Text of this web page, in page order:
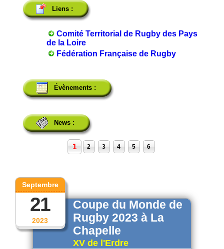
Liens :
Comité Territorial de Rugby des Pays
de la Loire
Fédération Française de Rugby
Évènements :
News :
1 2 3 4 5 6
2023
Septembre
21
Coupe du Monde de
Rugby 2023 à La
Chapelle
XV de l'Erdre